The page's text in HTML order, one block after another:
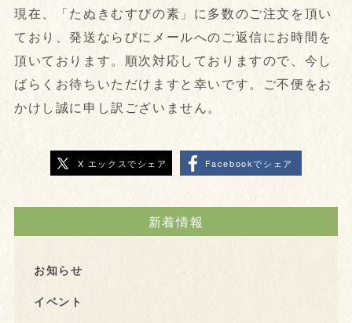
現在、「たぬきむすびの素」に多数のご注文を頂い
ており、発送ならびにメールへのご返信にお時間を
頂いております。順次対応しておりますので、今し
ばらくお待ちいただけますと幸いです。ご不便をお
かけし誠に申し訳ございません。
X エックスでシェア Facebookでシェア
新着情報
お知らせ
イベント